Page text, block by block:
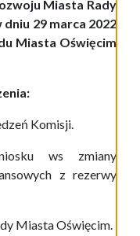
Miasta Rady
29 marca 2022
Miasta Oświęcim
ń Komisji.
ws zmiany
z rezerwy
Miasta Oświęcim.